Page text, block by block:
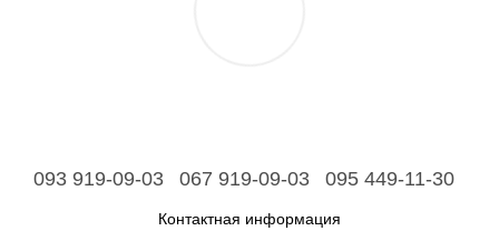
093 919-09-03 067 919-09-03 095 449-11-30
Контактная информация